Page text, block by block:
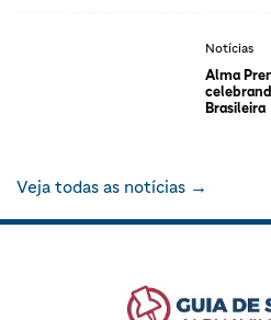
Notícias
Alma
Brasileira
Veja todas as notícias →